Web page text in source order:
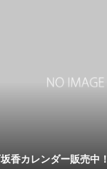
香カレンダー販売中！